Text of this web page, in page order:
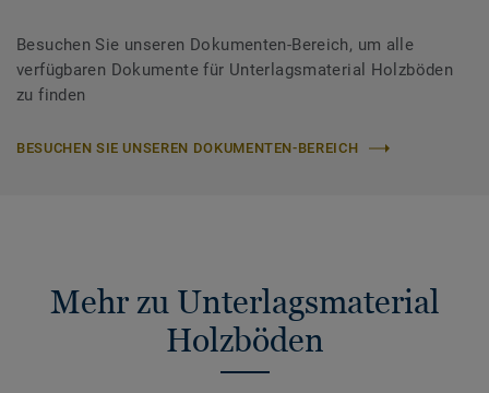
Besuchen Sie unseren Dokumenten-Bereich, um alle
verfügbaren Dokumente für Unterlagsmaterial Holzböden
zu finden
BESUCHEN SIE UNSEREN DOKUMENTEN-BEREICH
Mehr zu Unterlagsmaterial
Holzböden